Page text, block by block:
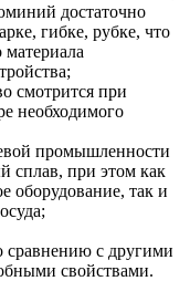
достаточно
гибке, рубке, что
материала
смотрится при
необходимого
промышленности
сплав, при этом как
оборудование, так и
сравнению с другими
свойствами.